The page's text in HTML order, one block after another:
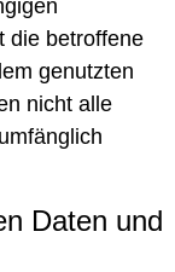
die betroffene
genutzten
nicht alle
Daten und